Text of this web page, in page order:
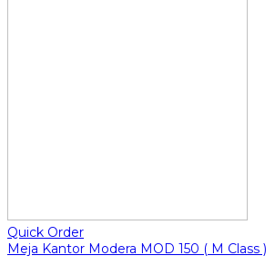
Quick Order
Meja Kantor Modera MOD 150 ( M Class )